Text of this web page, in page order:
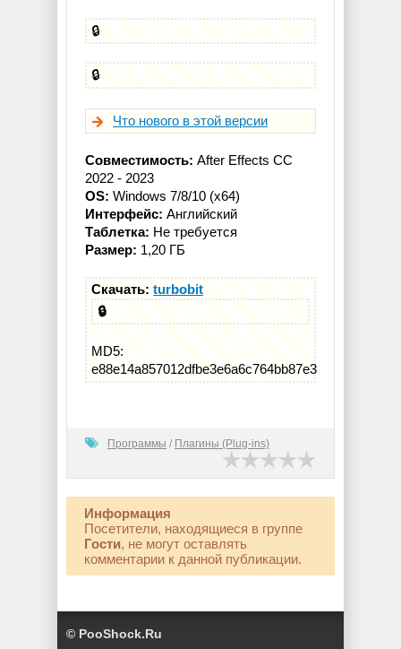
🔒
🔒
Что нового в этой версии
Совместимость: After Effects CC
2022 - 2023
OS: Windows 7/8/10 (x64)
Интерфейс: Английский
Таблетка: Не требуется
Размер: 1,20 ГБ
Скачать:turbobit
🔒
MD5:
e88e14a857012dfbe3e6a6c764bb87e3
Программы / Плагины (Plug-ins)
Информация
Посетители, находящиеся в группе
Гости, не могут оставлять
комментарии к данной публикации.
© PooShock.Ru